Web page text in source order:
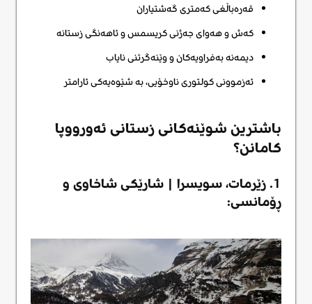
قەرەباڵغی کەمتری گەشتیاران
کەش و هەوای جەژنی کریسمس و ئاهەنگی زستانە
دیمەنە بەفراویەکان و وێنەگرتنی نایاب
ئەزموونی کولتوری ناوخۆیی، بە شێوەیەکی ئارامتر
باشترین شوێنەکانی زستانی ئەورووپا
کامانن؟
1. زێرمات، سویسرا | شارێکی شاخاوی و
ڕۆمانسی: